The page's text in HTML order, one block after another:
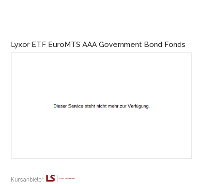
Lyxor ETF EuroMTS AAA Government Bond Fonds
Kursanbieter: